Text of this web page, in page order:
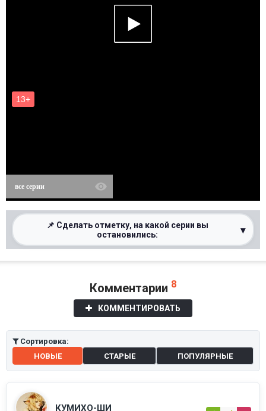
все серии
📌 Сделать отметку, на какой серии вы
остановились:
▾
0%
Комментарии 8
КОММЕНТИРОВАТЬ
Сортировка:
НОВЫЕ
СТАРЫЕ ПОПУЛЯРНЫЕ
КУМИХО-ШИ